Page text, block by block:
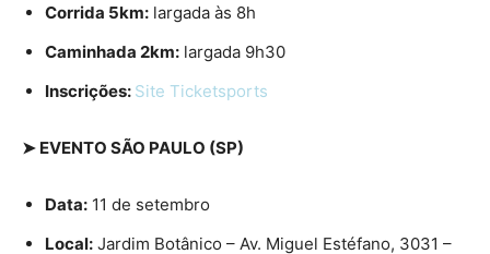
Corrida 5km: largada às 8h
Caminhada 2km: largada 9h30
Inscrições: Site Ticketsports
➤ EVENTO SÃO PAULO (SP)
Data: 11 de setembro
Local: Jardim Botânico – Av. Miguel Estéfano, 3031 –